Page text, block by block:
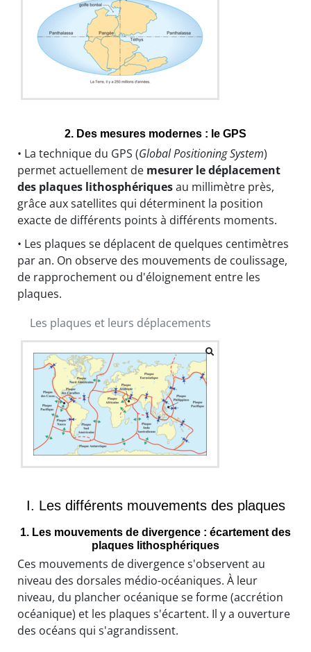
2. Des mesures modernes : le GPS
• La technique du GPS (Global Positioning System)
permet actuellement de mesurer le déplacement
des plaques lithosphériquesau millimètre près,
grâce aux satellites qui déterminent la position
exacte de différents points à différents moments.
• Les plaques se déplacent de quelques centimètres
par an. On observe des mouvements de coulissage,
de rapprochement ou d'éloignement entre les
plaques.
Les plaques et leurs déplacements
I. Les différents mouvements des plaques
1. Les mouvements de divergence : écartement des
plaques lithosphériques
Ces mouvements de divergence s'observent au
niveau des dorsales médio-océaniques. À leur
niveau, du plancher océanique se forme (accrétion
océanique) et les plaques s'écartent. Il y a ouverture
des océans qui s'agrandissent.